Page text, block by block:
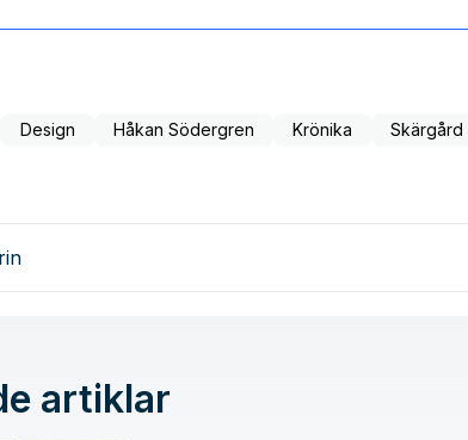
Design Håkan Södergren Krönika Skärgård
artiklar